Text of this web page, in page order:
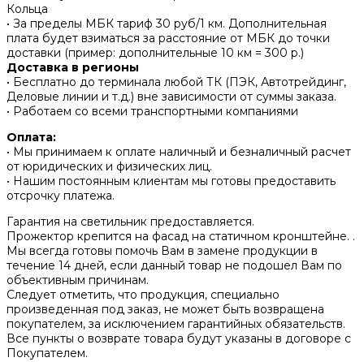
Кольца
• За пределы МБК тариф 30 руб/1 км. Дополнительная
плата будет взиматься за расстояние от МБК до точки
доставки (пример: дополнительные 10 км = 300 р.)
Доставка в регионы
• Бесплатно до терминала любой ТК (ПЭК, Автотрейдинг,
Деловые линии и т.д.) вне зависимости от суммы заказа.
• Работаем со всеми транспортными компаниями
Оплата:
• Мы принимаем к оплате наличный и безналичный расчет
от юридических и физических лиц.
• Нашим постоянным клиентам мы готовы предоставить
отсрочку платежа.
Гарантия на светильник предоставляется.
Прожектор крепится на фасад на статичном кронштейне. .
Мы всегда готовы помочь Вам в замене продукции в
течение 14 дней, если данный товар не подошел Вам по
объективным причинам.
Следует отметить, что продукция, специально
произведенная под заказ, не может быть возвращена
покупателем, за исключением гарантийных обязательств.
Все пункты о возврате товара будут указаны в договоре с
Покупателем.